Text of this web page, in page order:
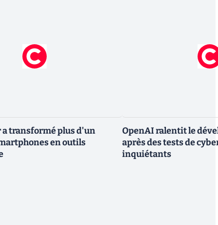
a transformé plus d'un
en outils
OpenAI ralentit le
après des tests de
inquiétants